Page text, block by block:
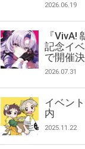
2026.06.19
『
記念イ
で開催決
2026.07.31
イベン
内
2025.11.22